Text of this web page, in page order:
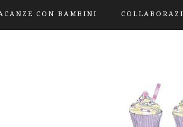
CON BAMBINI